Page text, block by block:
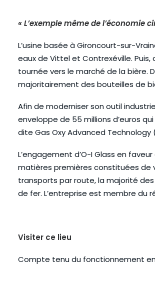
« L’exemple même de l’économie
L’usine basée à Gironcourt-sur-
eaux de Vittel et Contrexéville.
tournée vers le marché de la bière.
majoritairement des bouteilles de
Afin de moderniser son outil
enveloppe de 55 millions d’euros
dite Gas Oxy Advanced
L’engagement d’O-I Glass en
matières premières constituées de
transports par route, la majorité
de fer. L’entreprise est membre du
Visiter ce lieu
Compte tenu du fonctionnement en